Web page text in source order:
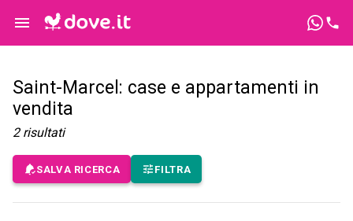
Saint-Marcel: case e appartamenti in
vendita
2 risultati
SALVA RICERCA FILTRA